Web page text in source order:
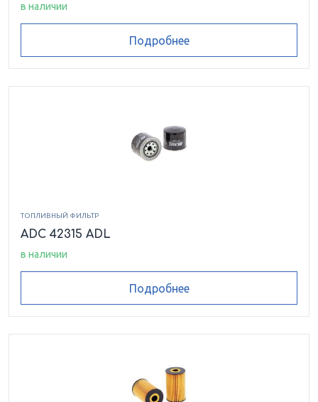
в наличии
Подробнее
ТОПЛИВНЫЙ ФИЛЬТР
ADC 42315 ADL
в наличии
Подробнее